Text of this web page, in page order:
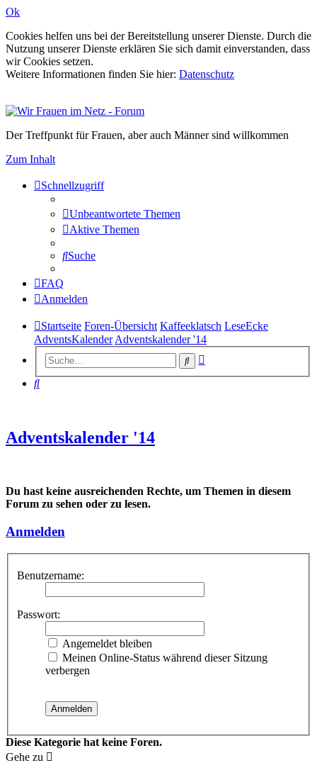
Ok
Cookies helfen uns bei der Bereitstellung unserer Dienste. Durch die
Nutzung unserer Dienste erklären Sie sich damit einverstanden, dass
wir Cookies setzen.
Weitere Informationen finden Sie hier: Datenschutz
Der Treffpunkt für Frauen, aber auch Männer sind willkommen
Zum Inhalt
Schnellzugriff
Unbeantwortete Themen
Aktive Themen
Suche
FAQ
Anmelden
Startseite Foren-Übersicht Kaffeeklatsch LeseEcke
AdventsKalender Adventskalender '14
Suche
Suche
Adventskalender '14
Du hast keine ausreichenden Rechte, um Themen in diesem
Forum zu sehen oder zu lesen.
Anmelden
Benutzername:
Passwort:
Angemeldet bleiben
Meinen Online-Status während dieser Sitzung
verbergen
Diese Kategorie hat keine Foren.
Gehe zu